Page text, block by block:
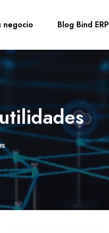
negocio Blog Bind ERP